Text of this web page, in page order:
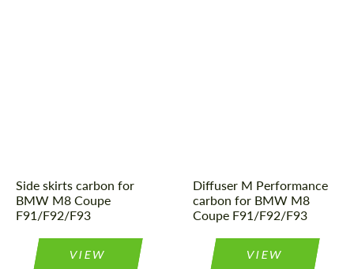
Side skirts carbon for
BMW M8 Coupe
F91/F92/F93
VIEW
Diffuser M Performance
carbon for BMW M8
Coupe F91/F92/F93
VIEW